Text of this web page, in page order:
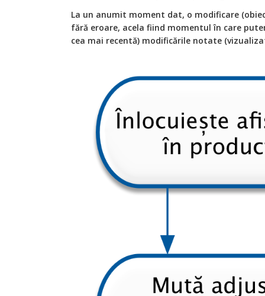
La un anumit moment dat, o modificare
fără eroare, acela fiind momentul în care
cea mai recentă) modificările notate